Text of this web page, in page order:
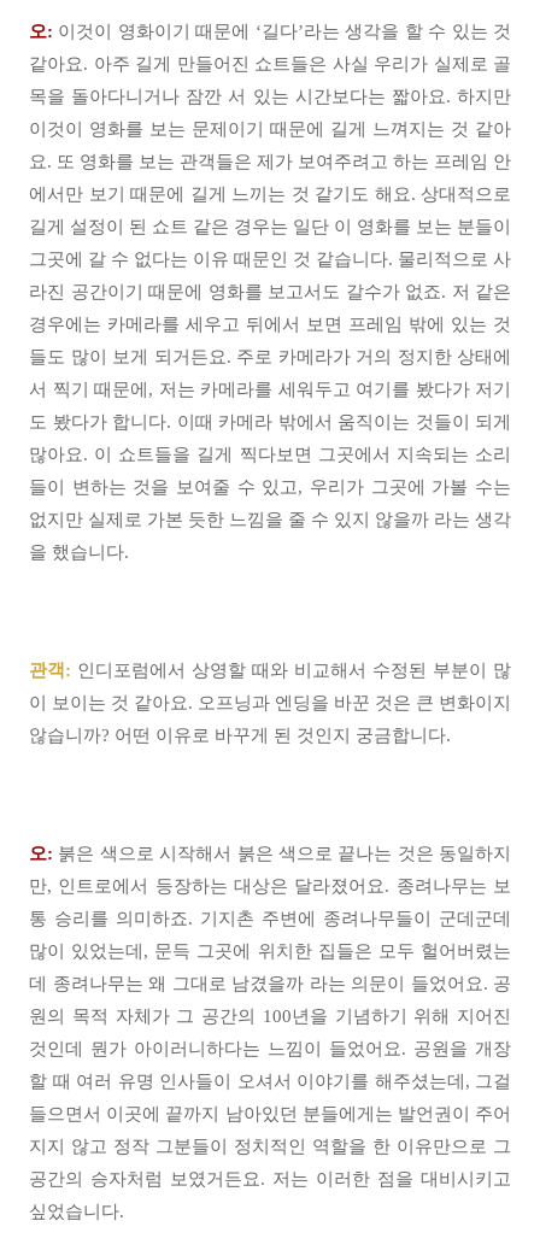
오: 이것이 영화이기 때문에 ‘길다’라는 생각을 할 수 있는 것
같아요. 아주 길게 만들어진 쇼트들은 사실 우리가 실제로 골
목을 돌아다니거나 잠깐 서 있는 시간보다는 짧아요. 하지만
이것이 영화를 보는 문제이기 때문에 길게 느껴지는 것 같아
요. 또 영화를 보는 관객들은 제가 보여주려고 하는 프레임 안
에서만 보기 때문에 길게 느끼는 것 같기도 해요. 상대적으로
길게 설정이 된 쇼트 같은 경우는 일단 이 영화를 보는 분들이
그곳에 갈 수 없다는 이유 때문인 것 같습니다. 물리적으로 사
라진 공간이기 때문에 영화를 보고서도 갈수가 없죠. 저 같은
경우에는 카메라를 세우고 뒤에서 보면 프레임 밖에 있는 것
들도 많이 보게 되거든요. 주로 카메라가 거의 정지한 상태에
서 찍기 때문에, 저는 카메라를 세워두고 여기를 봤다가 저기
도 봤다가 합니다. 이때 카메라 밖에서 움직이는 것들이 되게
많아요. 이 쇼트들을 길게 찍다보면 그곳에서 지속되는 소리
들이 변하는 것을 보여줄 수 있고, 우리가 그곳에 가볼 수는
없지만 실제로 가본 듯한 느낌을 줄 수 있지 않을까 라는 생각
을 했습니다.
관객: 인디포럼에서 상영할 때와 비교해서 수정된 부분이 많
이 보이는 것 같아요. 오프닝과 엔딩을 바꾼 것은 큰 변화이지
않습니까? 어떤 이유로 바꾸게 된 것인지 궁금합니다.
오: 붉은 색으로 시작해서 붉은 색으로 끝나는 것은 동일하지
만, 인트로에서 등장하는 대상은 달라졌어요. 종려나무는 보
통 승리를 의미하죠. 기지촌 주변에 종려나무들이 군데군데
많이 있었는데, 문득 그곳에 위치한 집들은 모두 헐어버렸는
데 종려나무는 왜 그대로 남겼을까 라는 의문이 들었어요. 공
원의 목적 자체가 그 공간의 100년을 기념하기 위해 지어진
것인데 뭔가 아이러니하다는 느낌이 들었어요. 공원을 개장
할 때 여러 유명 인사들이 오셔서 이야기를 해주셨는데, 그걸
들으면서 이곳에 끝까지 남아있던 분들에게는 발언권이 주어
지지 않고 정작 그분들이 정치적인 역할을 한 이유만으로 그
공간의 승자처럼 보였거든요. 저는 이러한 점을 대비시키고
싶었습니다.